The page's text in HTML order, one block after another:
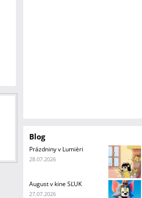
Blog
Prázdniny v Lumièri
28.07.2026
August v kine SĽUK
27.07.2026